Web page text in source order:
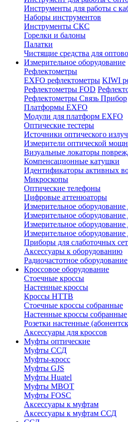
Инструменты для работы с
Наборы инструментов
Инструменты СКС
Горелки и балоны
Палатки
Чистящие средства для
Измерительное оборудование
Рефлектометры
EXFO рефлектометры KIWI
Рефлектометры FOD
Рефлектометры Связь Прибор
Платформы EXFO
Модули для платформ EXFO
Оптические тестеры
Источники оптического
Измерители оптической
Визуальные локаторы
Компенсационные катушки
Идентификаторы активных
Микроскопы
Оптические телефоны
Цифровые аттенюаторы
Измерительное оборудование
Измерительное
Измерительное
Измерительное
Приборы для слаботочных
Аксессуары к оборудованию
Радиочастотное оборудование
Кроссовое оборудование
Стоечные кроссы
Настенные кроссы
Кроссы HTTB
Стоечные кроссы собранные
Настенные кроссы собранные
Розетки настенные
Аксессуары для кроссов
Муфты оптические
Муфты ССД
Муфты-кросс
Муфты GJS
Муфты Huatel
Муфты МВОТ
Муфты FOSC
Аксессуары к муфтам
Аксессуары к муфтам ССД